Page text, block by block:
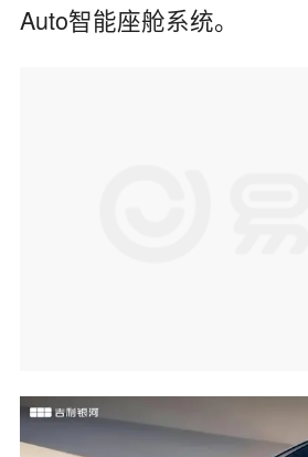
Auto智能座舱系统。​